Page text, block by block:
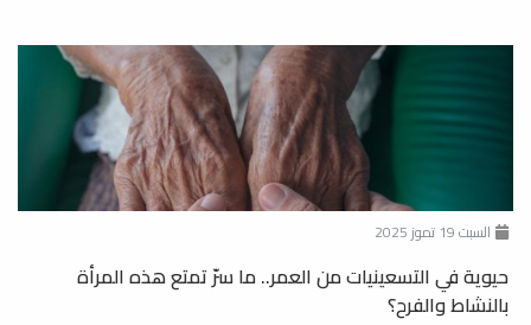
السبت 19 تموز 2025
حيوية في التسعينيات من العمر.. ما سرّ تمتع هذه المرأة
بالنشاط والفرح؟